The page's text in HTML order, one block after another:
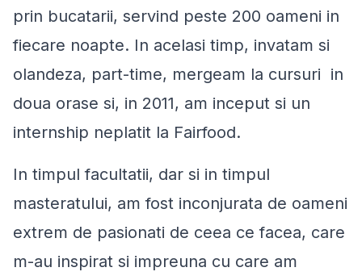
prin bucatarii, servind peste 200 oameni in
fiecare noapte. In acelasi timp, invatam si
olandeza, part-time, mergeam la cursuri in
doua orase si, in 2011, am inceput si un
internship neplatit la Fairfood.
In timpul facultatii, dar si in timpul
masteratului, am fost inconjurata de oameni
extrem de pasionati de ceea ce facea, care
m-au inspirat si impreuna cu care am